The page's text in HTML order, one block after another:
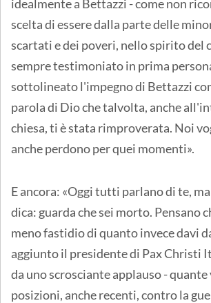
idealmente a Bettazzi - come non
scelta di essere dalla parte delle
scartati e dei poveri, nello spirito del
sempre testimoniato in prima
sottolineato l'impegno di Bettazzi
parola di Dio che talvolta, anche
chiesa, ti è stata rimproverata. Noi
anche perdono per quei momenti».
E ancora: «Oggi tutti parlano di te,
dica: guarda che sei morto. Pensano
meno fastidio di quanto invece davi
aggiunto il presidente di Pax Christi
da uno scrosciante applauso -
posizioni, anche recenti, contro la